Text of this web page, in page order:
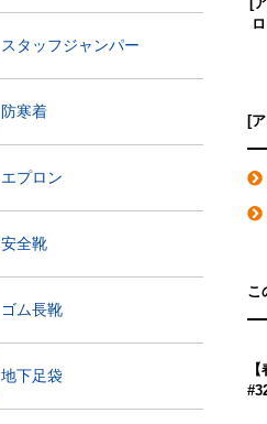
スタッフジャンパー
防寒着
エプロン
安全靴
ゴム長靴
地下足袋
[
こ